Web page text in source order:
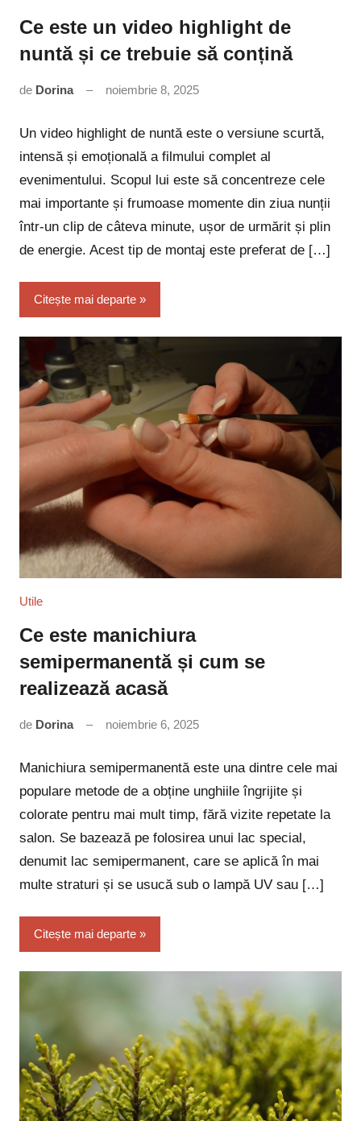
Ce este un video highlight de
nuntă și ce trebuie să conțină
de Dorina noiembrie 8, 2025
Un video highlight de nuntă este o versiune scurtă,
intensă și emoțională a filmului complet al
evenimentului. Scopul lui este să concentreze cele
mai importante și frumoase momente din ziua nunții
într-un clip de câteva minute, ușor de urmărit și plin
de energie. Acest tip de montaj este preferat de […]
Citește mai departe
Utile
Ce este manichiura
semipermanentă și cum se
realizează acasă
de Dorina noiembrie 6, 2025
Manichiura semipermanentă este una dintre cele mai
populare metode de a obține unghiile îngrijite și
colorate pentru mai mult timp, fără vizite repetate la
salon. Se bazează pe folosirea unui lac special,
denumit lac semipermanent, care se aplică în mai
multe straturi și se usucă sub o lampă UV sau […]
Citește mai departe